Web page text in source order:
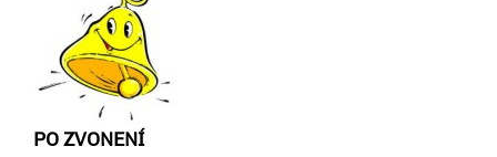
PO ZVONENÍ